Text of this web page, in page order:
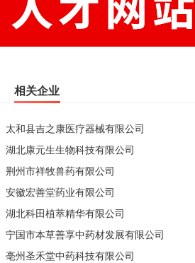
相关企业
太和县吉之康医疗器械有限公司
湖北康元生生物科技有限公司
荆州市祥牧兽药有限公司
安徽宏善堂药业有限公司
湖北科田植萃精华有限公司
宁国市本草善享中药材发展有限公司
亳州圣禾堂中药科技有限公司